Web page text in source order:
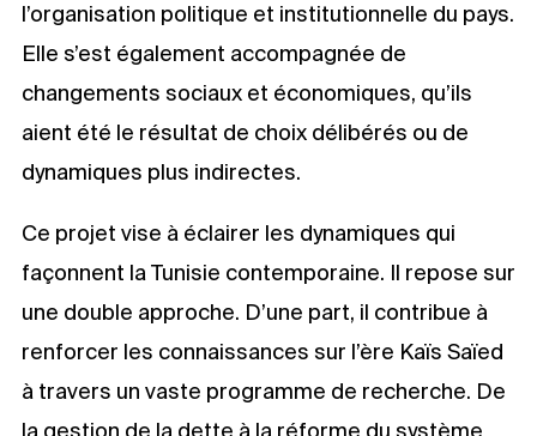
l’organisation politique et institutionnelle du pays.
Elle s’est également accompagnée de
changements sociaux et économiques, qu’ils
aient été le résultat de choix délibérés ou de
dynamiques plus indirectes.
Ce projet vise à éclairer les dynamiques qui
façonnent la Tunisie contemporaine. Il repose sur
une double approche. D’une part, il contribue à
renforcer les connaissances sur l’ère Kaïs Saïed
à travers un vaste programme de recherche. De
la gestion de la dette à la réforme du système